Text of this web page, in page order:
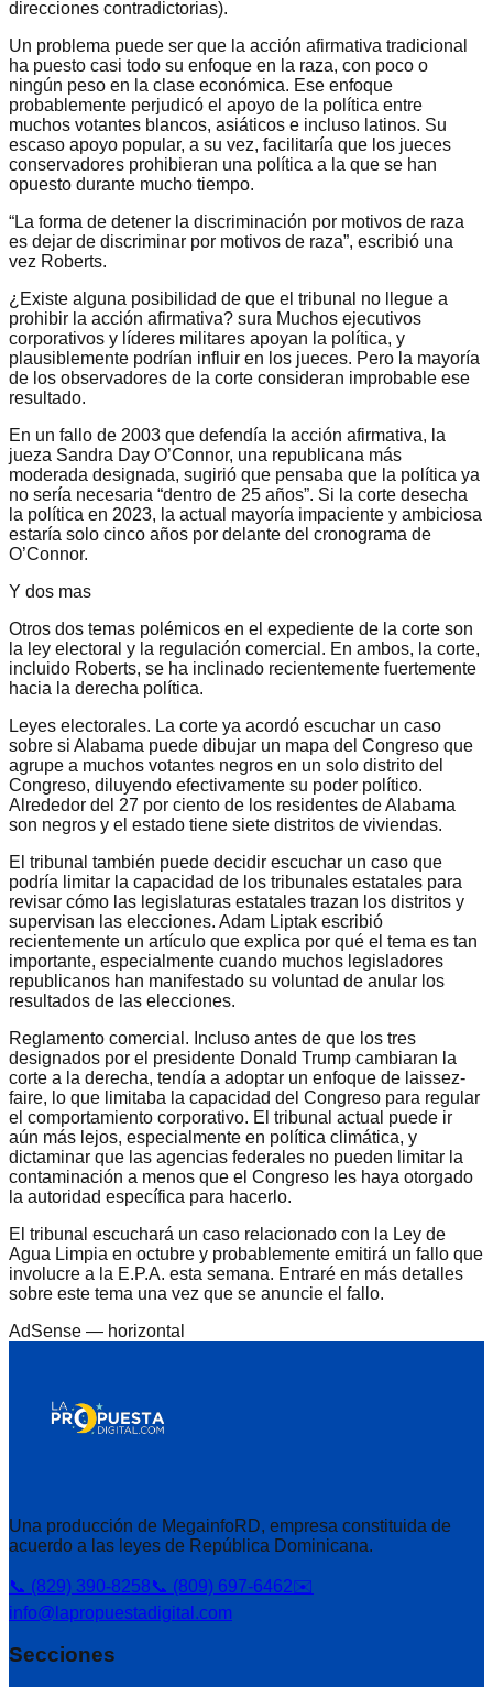
direcciones contradictorias).
Un problema puede ser que la acción afirmativa tradicional
ha puesto casi todo su enfoque en la raza, con poco o
ningún peso en la clase económica. Ese enfoque
probablemente perjudicó el apoyo de la política entre
muchos votantes blancos, asiáticos e incluso latinos. Su
escaso apoyo popular, a su vez, facilitaría que los jueces
conservadores prohibieran una política a la que se han
opuesto durante mucho tiempo.
“La forma de detener la discriminación por motivos de raza
es dejar de discriminar por motivos de raza”, escribió una
vez Roberts.
¿Existe alguna posibilidad de que el tribunal no llegue a
prohibir la acción afirmativa? sura Muchos ejecutivos
corporativos y líderes militares apoyan la política, y
plausiblemente podrían influir en los jueces. Pero la mayoría
de los observadores de la corte consideran improbable ese
resultado.
En un fallo de 2003 que defendía la acción afirmativa, la
jueza Sandra Day O’Connor, una republicana más
moderada designada, sugirió que pensaba que la política ya
no sería necesaria “dentro de 25 años”. Si la corte desecha
la política en 2023, la actual mayoría impaciente y ambiciosa
estaría solo cinco años por delante del cronograma de
O’Connor.
Y dos mas
Otros dos temas polémicos en el expediente de la corte son
la ley electoral y la regulación comercial. En ambos, la corte,
incluido Roberts, se ha inclinado recientemente fuertemente
hacia la derecha política.
Leyes electorales. La corte ya acordó escuchar un caso
sobre si Alabama puede dibujar un mapa del Congreso que
agrupe a muchos votantes negros en un solo distrito del
Congreso, diluyendo efectivamente su poder político.
Alrededor del 27 por ciento de los residentes de Alabama
son negros y el estado tiene siete distritos de viviendas.
El tribunal también puede decidir escuchar un caso que
podría limitar la capacidad de los tribunales estatales para
revisar cómo las legislaturas estatales trazan los distritos y
supervisan las elecciones. Adam Liptak escribió
recientemente un artículo que explica por qué el tema es tan
importante, especialmente cuando muchos legisladores
republicanos han manifestado su voluntad de anular los
resultados de las elecciones.
Reglamento comercial. Incluso antes de que los tres
designados por el presidente Donald Trump cambiaran la
corte a la derecha, tendía a adoptar un enfoque de laissez-
faire, lo que limitaba la capacidad del Congreso para regular
el comportamiento corporativo. El tribunal actual puede ir
aún más lejos, especialmente en política climática, y
dictaminar que las agencias federales no pueden limitar la
contaminación a menos que el Congreso les haya otorgado
la autoridad específica para hacerlo.
El tribunal escuchará un caso relacionado con la Ley de
Agua Limpia en octubre y probablemente emitirá un fallo que
involucre a la E.P.A. esta semana. Entraré en más detalles
sobre este tema una vez que se anuncie el fallo.
AdSense — horizontal
Una producción de MegainfoRD, empresa constituida de
acuerdo a las leyes de República Dominicana.
📞 (829) 390-8258📞 (809) 697-6462✉️
info@lapropuestadigital.com
Secciones